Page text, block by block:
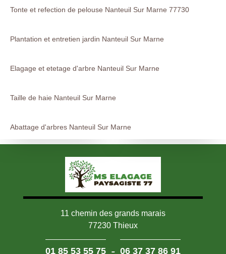
Tonte et refection de pelouse Nanteuil Sur Marne 77730
Plantation et entretien jardin Nanteuil Sur Marne
Elagage et etetage d'arbre Nanteuil Sur Marne
Taille de haie Nanteuil Sur Marne
Abattage d'arbres Nanteuil Sur Marne
11 chemin des grands marais
77230 Thieux
01 85 53 55 75 - 06 37 37 86 91